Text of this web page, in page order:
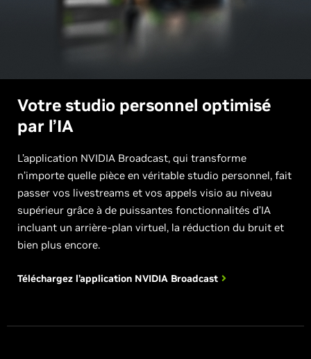
Votre studio personnel optimisé
par l’IA
L’application NVIDIA Broadcast, qui transforme
n’importe quelle pièce en véritable studio personnel, fait
passer vos livestreams et vos appels visio au niveau
supérieur grâce à de puissantes fonctionnalités d’IA
incluant un arrière-plan virtuel, la réduction du bruit et
bien plus encore.
Téléchargez l’application NVIDIA Broadcast